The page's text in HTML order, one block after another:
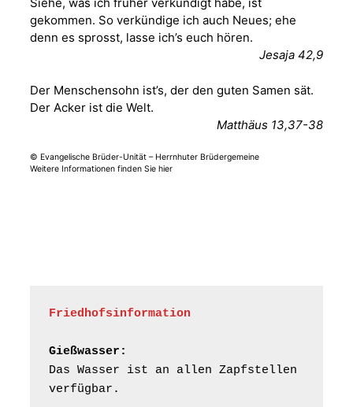
Siehe, was ich früher verkündigt habe, ist
gekommen. So verkündige ich auch Neues; ehe
denn es sprosst, lasse ich’s euch hören.
Jesaja 42,9
Der Menschensohn ist’s, der den guten Samen sät.
Der Acker ist die Welt.
Matthäus 13,37-38
© Evangelische Brüder-Unität – Herrnhuter Brüdergemeine
Weitere Informationen finden Sie hier
Friedhofsinformation
Gießwasser:
Das Wasser ist an allen Zapfstellen
verfügbar.